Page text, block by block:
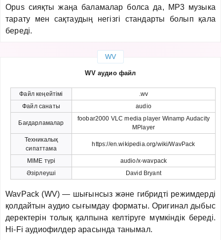
Opus сияқты жаңа баламалар болса да, MP3 музыка
тарату мен сақтаудың негізгі стандарты болып қала
береді.
WV
WV аудио файл
Файл кеңейтімі
.wv
Файл санаты
audio
Бағдарламалар
foobar2000 VLC media player Winamp Audacity
MPlayer
Техникалық
сипаттама
https://en.wikipedia.org/wiki/WavPack
MIME түрі
audio/x-wavpack
Әзірлеуші
David Bryant
WavPack (WV) — шығынсыз және гибридті режимдерді
қолдайтын аудио сығымдау форматы. Оригинал дыбыс
деректерін толық қалпына келтіруге мүмкіндік береді.
Hi-Fi аудиофилдер арасында танымал.